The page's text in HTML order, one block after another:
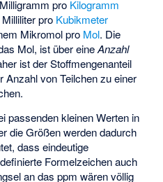
pro Kilogramm
pro Kubikmeter
Mikromol pro Mol. Die
Mol, ist über eineAnzahl
ist der Stoffmengenanteil
Anzahl von Teilchen zu einer
passenden kleinen Werten in
die Größen werden dadurch
dass eindeutige
Formelzeichen auch
an das ppm wären völlig